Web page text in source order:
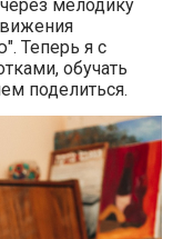
мелодику
Теперь я с
обучать
поделиться.